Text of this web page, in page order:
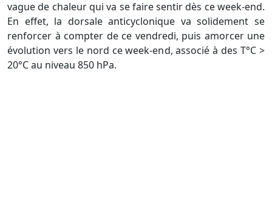
vague de chaleur qui va se faire sentir dès ce week-end.
En effet, la dorsale anticyclonique va solidement se
renforcer à compter de ce vendredi, puis amorcer une
évolution vers le nord ce week-end, associé à des T°C >
20°C au niveau 850 hPa.